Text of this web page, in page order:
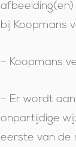
bij Koopmans
– Koopmans
– Er wordt
onpartijdige
eerste van de